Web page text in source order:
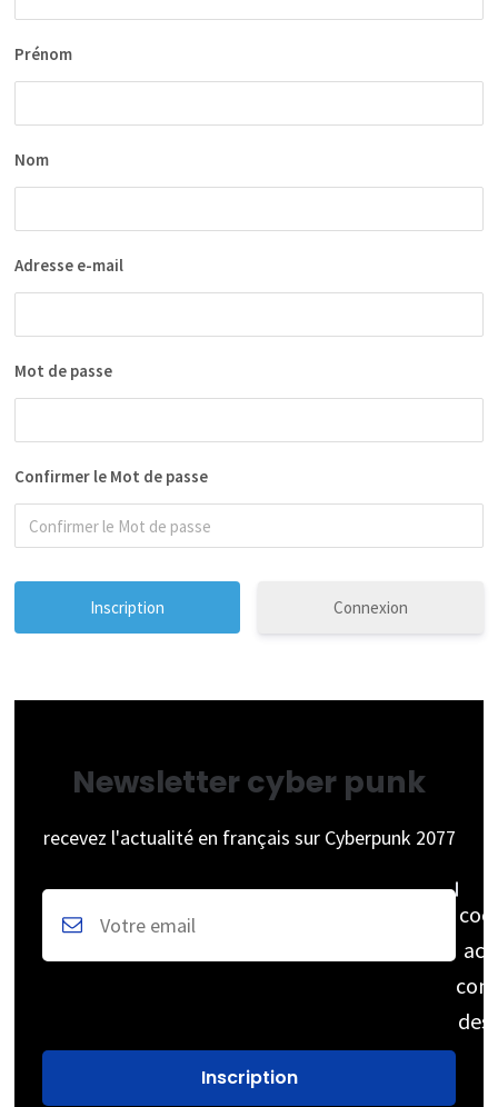
Prénom
Nom
Adresse e-mail
Mot de passe
Confirmer le Mot de passe
Connexion
Newsletter cyber punk
recevez l'actualité en français sur Cyberpunk 2077
des